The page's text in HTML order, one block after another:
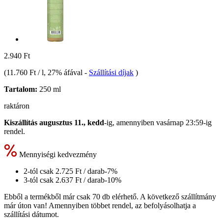
2.940 Ft
(11.760 Ft / l, 27% áfával - Szállítási díjak )
Tartalom: 250 ml
raktáron
Kiszállítás augusztus 11., kedd-ig, amennyiben vasárnap 23:59-ig
rendel.
Mennyiségi kedvezmény
2-tól csak 2.725 Ft / darab-7%
3-tól csak 2.637 Ft / darab-10%
Ebből a termékből már csak 70 db elérhető. A következő szállítmány
már úton van! Amennyiben többet rendel, az befolyásolhatja a
szállítási dátumot.